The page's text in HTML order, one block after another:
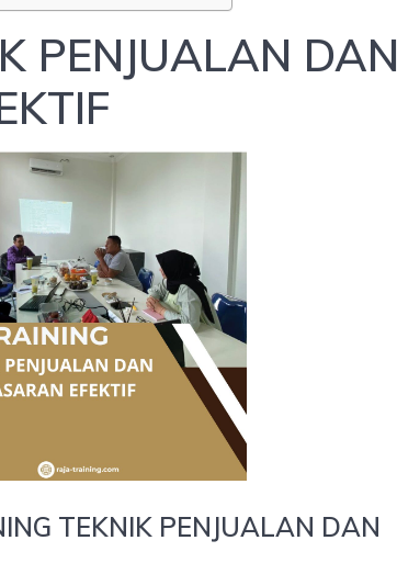
PENJUALAN DAN
TEKNIK PENJUALAN DAN